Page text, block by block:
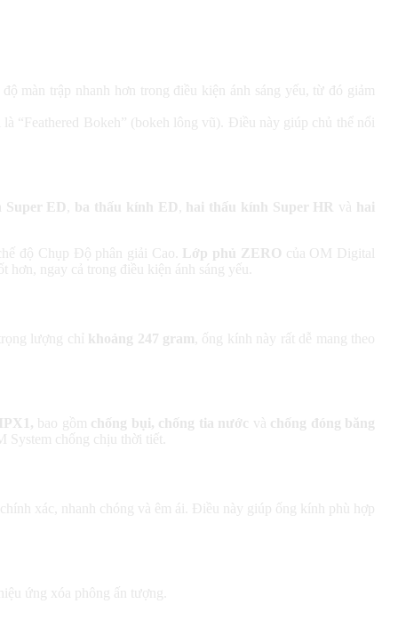
màn trập nhanh hơn trong điều kiện ánh sáng yếu, từ đó giảm
“Feathered Bokeh” (bokeh lông vũ). Điều này giúp chủ thể nổi
Super ED , ba thấu kính ED , hai thấu kính Super HR và hai
độ Chụp Độ phân giải Cao.
Lớp phủ ZERO của OM Digital
ngay cả trong điều kiện ánh sáng yếu.
lượng chỉ khoảng 247 gram , ống kính này rất dễ mang theo
bao gồm chống bụi, chống tia nước và chống đóng băng
chống chịu thời tiết.
xác, nhanh chóng và êm ái. Điều này giúp ống kính phù hợp
ứng xóa phông ấn tượng.